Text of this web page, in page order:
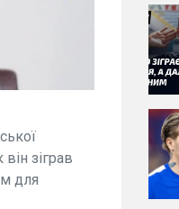
зіграв
для